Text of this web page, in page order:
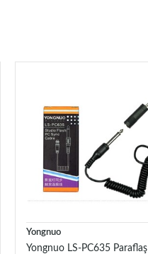
Yongnuo
Yongnuo LS-PC635 Paraflaş